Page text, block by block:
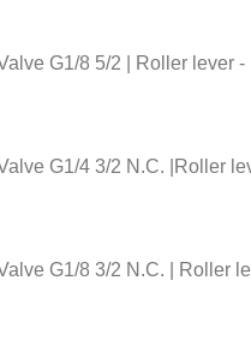
G1/8 5/2 | Roller lever -
G1/4 3/2 N.C. |Roller
G1/8 3/2 N.C. | Roller